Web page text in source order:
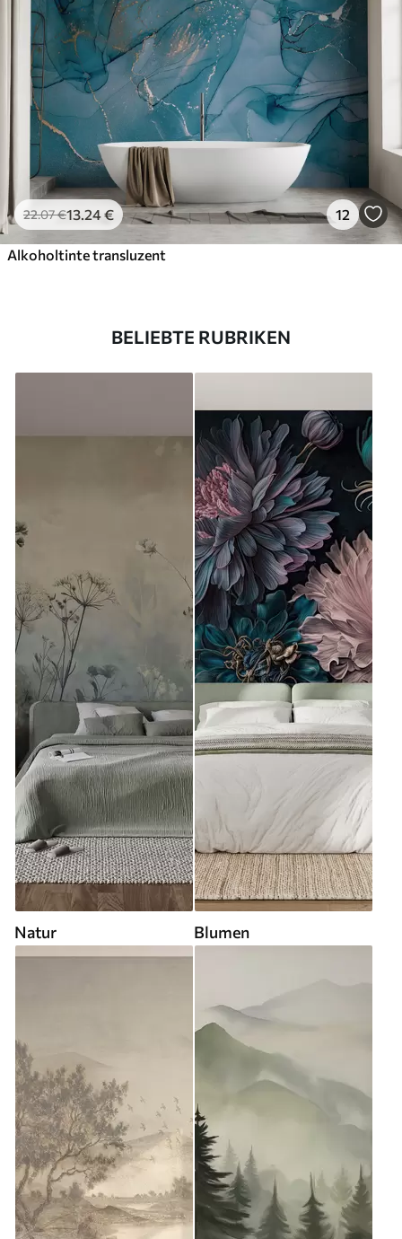
22.07€13 .24€ 12
Alkoholtinte transluzent
BELIEBTE RUBRIKEN
Natur Blumen